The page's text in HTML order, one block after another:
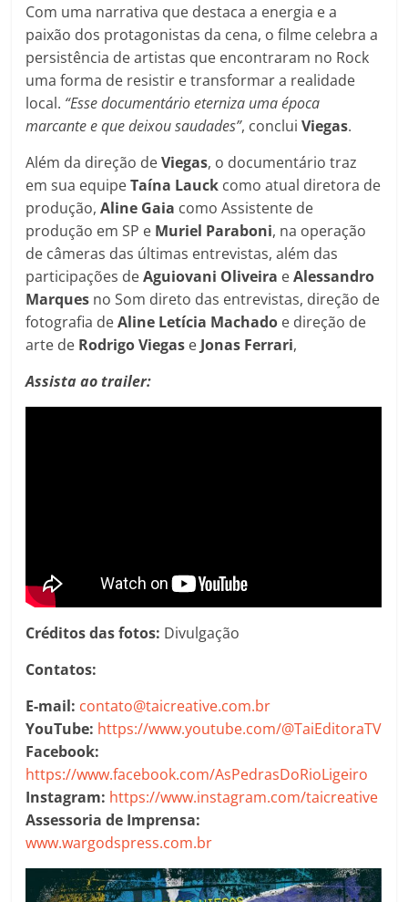
Com uma narrativa que destaca a energia e a
paixão dos protagonistas da cena, o filme celebra a
persistência de artistas que encontraram no Rock
uma forma de resistir e transformar a realidade
local. “Esse documentário eterniza uma época
marcante e que deixou saudades”, concluiViegas.
Além da direção deViegas, o documentário traz
em sua equipeTaína Lauck como atual diretora de
produção,Aline Gaia como Assistente de
produção em SP e Muriel Paraboni, na operação
de câmeras das últimas entrevistas, além das
participações deAguiovani Oliveira eAlessandro
Marques no Som direto das entrevistas, direção de
fotografia deAline Letícia Machado e direção de
arte de Rodrigo Viegas e Jonas Ferrari,
Assista ao trailer:
Créditos das fotos: Divulgação
Contatos:
E-mail: contato@taicreative.com.br
YouTube: https://www.youtube.com/@TaiEditoraTV
Facebook:
https://www.facebook.com/AsPedrasDoRioLigeiro
Instagram: https://www.instagram.com/taicreative
Assessoria de Imprensa:
www.wargodspress.com.br